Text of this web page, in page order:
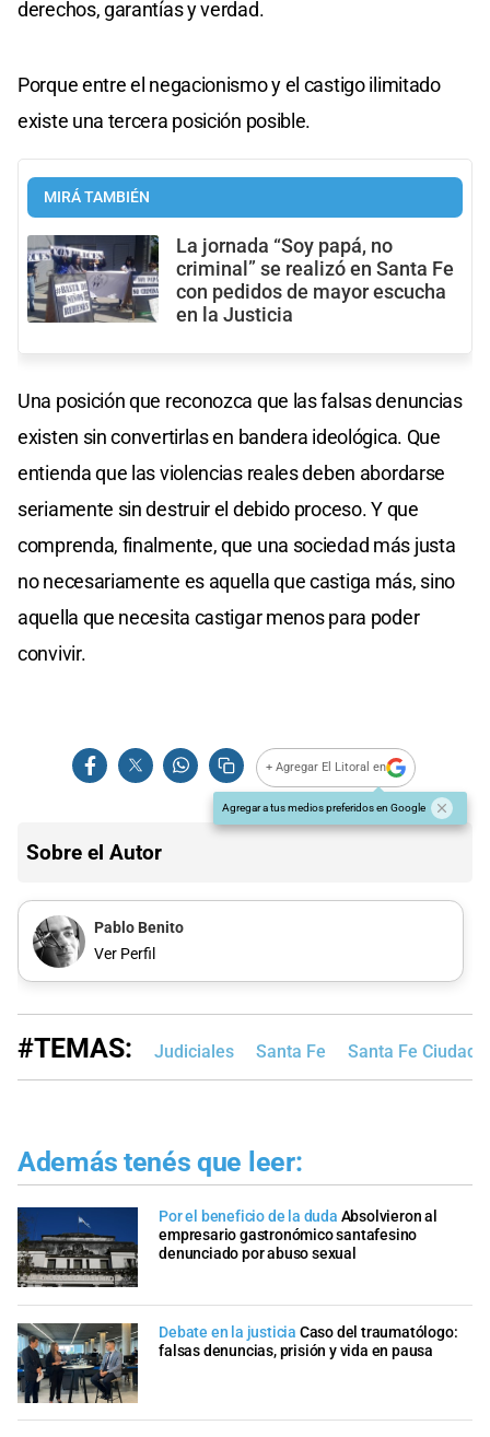
derechos, garantías y verdad.
Porque entre el negacionismo y el castigo ilimitado
existe una tercera posición posible.
MIRÁ TAMBIÉN
La jornada “Soy papá, no
criminal” se realizó en Santa Fe
con pedidos de mayor escucha
en la Justicia
Una posición que reconozca que las falsas denuncias
existen sin convertirlas en bandera ideológica. Que
entienda que las violencias reales deben abordarse
seriamente sin destruir el debido proceso. Y que
comprenda, finalmente, que una sociedad más justa
no necesariamente es aquella que castiga más, sino
aquella que necesita castigar menos para poder
convivir.
+ Agregar El Litoral en
Agregar a tus medios preferidos en Google
Sobre el Autor
Pablo Benito
Ver Perfil
#TEMAS: Judiciales Santa Fe Santa Fe Ciudad
Además tenés que leer:
Por el beneficio de la duda Absolvieron al
empresario gastronómico santafesino
denunciado por abuso sexual
Debate en la justicia Caso del traumatólogo:
falsas denuncias, prisión y vida en pausa